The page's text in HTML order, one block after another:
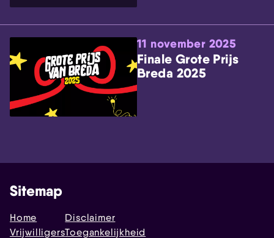
11 november 2025
Finale Grote Prijs
Breda 2025
Sitemap
Home
Vrijwilligers
Disclaimer
Toegankelijkheid